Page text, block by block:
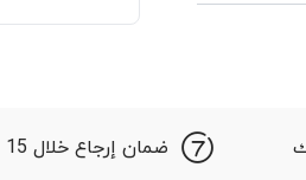
ضمان إرجاع خلال 15 أيام